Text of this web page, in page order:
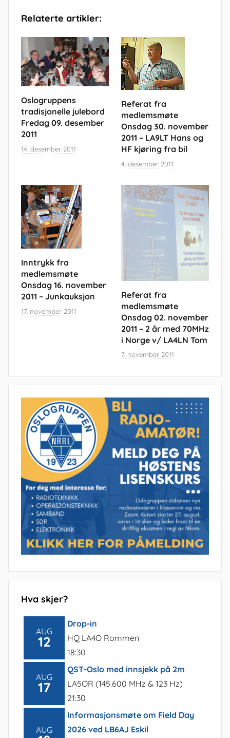
Relaterte artikler:
Oslogruppens
tradisjonelle julebord
Fredag 09. desember
2011
14. desember 2011
Referat fra
medlemsmøte
Onsdag 30. november
2011 – LA9LT Hans og
HF kjøring fra bil
4. desember 2011
Inntrykk fra
medlemsmøte
Onsdag 16. november
2011 – Junkauksjon
17. november 2011
Referat fra
medlemsmøte
Onsdag 02. november
2011 – 2 år med 70MHz
i Norge v/ LA4LN Tom
7. november 2011
Hva skjer?
AUG
12
Drop-in
HQ LA4O Rommen
18:30
AUG
17
QST-Oslo med innsjekk på 2m
LA5OR (145.600 MHz & 123 Hz)
21:30
AUG
Informasjonsmøte om Field Day
2026 ved LB6AJ Eskil